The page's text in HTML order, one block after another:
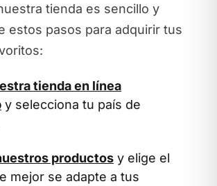
tienda es sencillo y
estos pasos para adquirir tus
tienda en línea
y selecciona tu país de
productos y elige el
mejor se adapte a tus